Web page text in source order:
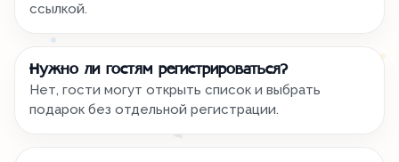
ссылкой.
Нужно ли гостям регистрироваться?
Нет, гости могут открыть список и выбрать
подарок без отдельной регистрации.